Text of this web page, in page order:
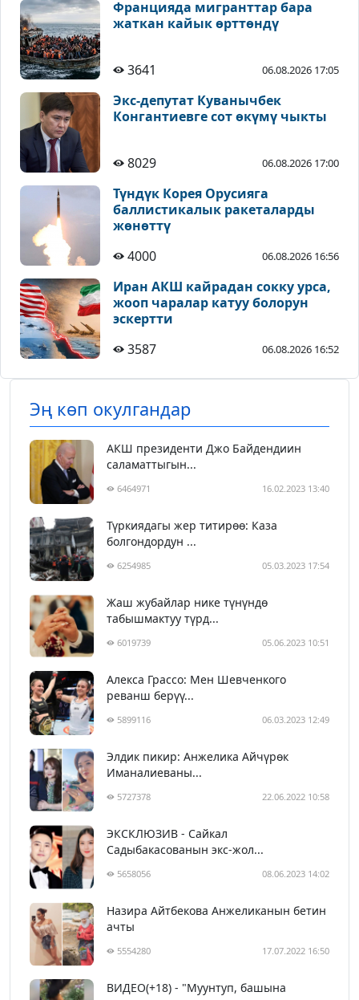
Францияда мигранттар бара
жаткан кайык өрттөндү
3641 06.08.2026 17:05
Экс-депутат Куванычбек
Конгантиевге сот өкүмү чыкты
8029 06.08.2026 17:00
Түндүк Корея Орусияга
баллистикалык ракеталарды
жөнөттү
4000
06.08.2026 16:56
Иран АКШ кайрадан сокку урса,
жооп чаралар катуу болорун
эскертти
3587
06.08.2026 16:52
Эң көп окулгандар
АКШ президенти Джо Байдендиин
саламаттыгын...
6464971 16.02.2023 13:40
Түркиядагы жер титирөө: Каза
болгондордун ...
6254985 05.03.2023 17:54
Жаш жубайлар нике түнүндө
табышмактуу түрд...
6019739 05.06.2023 10:51
Алекса Грассо: Мен Шевченкого
реванш берүү...
5899116 06.03.2023 12:49
Элдик пикир: Анжелика Айчүрөк
Иманалиеваны...
5727378 22.06.2022 10:58
ЭКСКЛЮЗИВ - Сайкал
Садыбакасованын экс-жол...
5658056 08.06.2023 14:02
Назира Айтбекова Анжеликанын бетин
ачты
5554280 17.07.2022 16:50
ВИДЕО(+18) - "Муунтуп, башына